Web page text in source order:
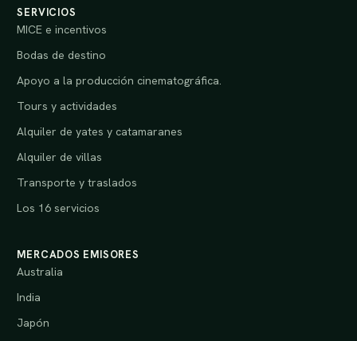
SERVICIOS
MICE e incentivos
Bodas de destino
Apoyo a la producción cinematográfica.
Tours y actividades
Alquiler de yates y catamaranes
Alquiler de villas
Transporte y traslados
Los 16 servicios
MERCADOS EMISORES
Australia
India
Japón